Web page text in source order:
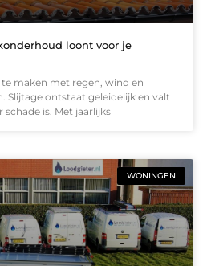
loont voor je
maken met regen, wind en
Slijtage ontstaat geleidelijk en valt
schade is. Met jaarlijks
WONINGEN